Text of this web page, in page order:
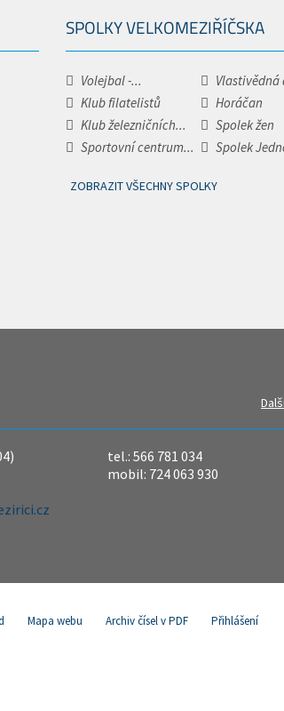
SPOLKY VELKOMEZIŘÍČSKA
Volejbal -...
Vlastivědná
Klub filatelistů
Horáčan
Klub železničních...
Spolek žen
Sportovní centrum...
Spolek
ZOBRAZIT VŠECHNY SPOLKY
tel.: 566 781 034
mobil: 724 063 930
Mapa webu Archiv čísel v PDF Přihlášení